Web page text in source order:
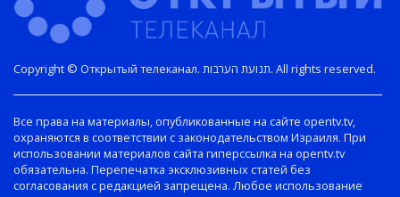
Copyright © Открытый телеканал. תנועת הערבות. All rights reserved.
Все права на материалы, опубликованные на сайте opentv.tv,
охраняются в соответствии с законодательством Израиля. При
использовании материалов сайта гиперссылка на opentv.tv
обязательна. Перепечатка эксклюзивных статей без
согласования с редакцией запрещена. Любое использование